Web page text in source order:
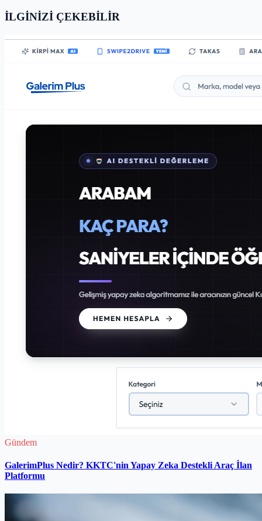
İLGİNİZİ ÇEKEBİLİR
Gündem
GalerimPlus Nedir? KKTC'nin Yapay Zeka Destekli Araç İlan
Platformu